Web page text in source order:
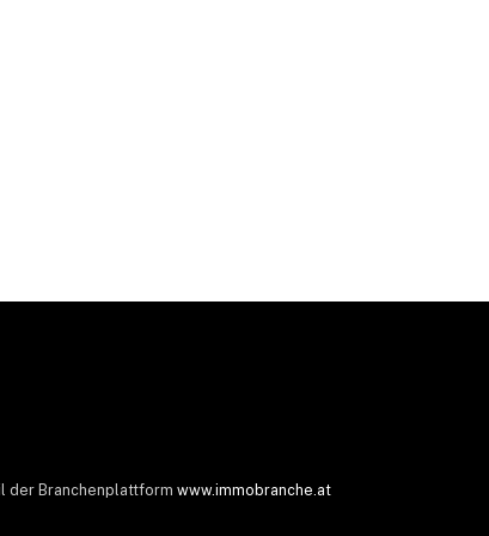
der Branchenplattform www.immobranche.at